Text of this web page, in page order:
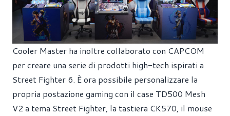
Cooler Master ha inoltre collaborato con CAPCOM
per creare una serie di prodotti high-tech ispirati a
Street Fighter 6. È ora possibile personalizzare la
propria postazione gaming con il case TD500 Mesh
V2 a tema Street Fighter, la tastiera CK570, il mouse